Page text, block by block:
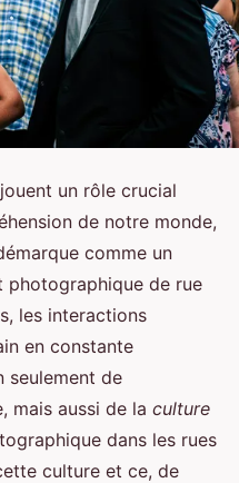
un rôle crucial
de notre monde,
comme un
photographique de rue
les interactions
en constante
seulement de
mais aussi de la culture
dans les rues
culture et ce, de